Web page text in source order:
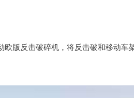
欧版反击破碎机，将反击破和移动